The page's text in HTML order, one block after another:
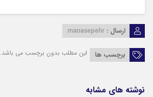
ارسال : manasepehr
برچسب ها این مطلب بدون برچسب می باشد.
نوشته های مشابه